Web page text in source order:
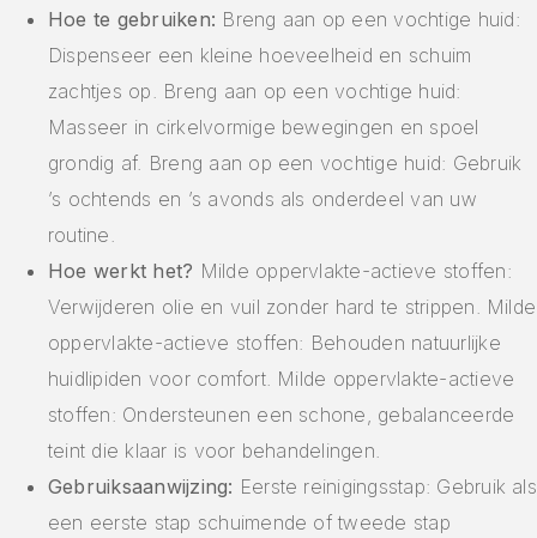
Hoe te gebruiken: Breng aan op een vochtige huid:
Dispenseer een kleine hoeveelheid en schuim
zachtjes op. Breng aan op een vochtige huid:
Masseer in cirkelvormige bewegingen en spoel
grondig af. Breng aan op een vochtige huid: Gebruik
’s ochtends en ’s avonds als onderdeel van uw
routine.
Hoe werkt het? Milde oppervlakte-actieve stoffen:
Verwijderen olie en vuil zonder hard te strippen. Milde
oppervlakte-actieve stoffen: Behouden natuurlijke
huidlipiden voor comfort. Milde oppervlakte-actieve
stoffen: Ondersteunen een schone, gebalanceerde
teint die klaar is voor behandelingen.
Gebruiksaanwijzing: Eerste reinigingsstap: Gebruik als
een eerste stap schuimende of tweede stap